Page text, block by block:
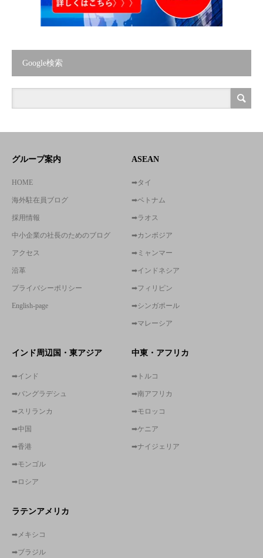
Google検索
グループ案内
HOME
海外駐在員ブログ
採用情報
中小企業の社長のためのブログ
アクセス
沿革
プライバシーポリシー
English-page
ASEAN
➡タイ
➡ベトナム
➡ラオス
➡カンボジア
➡ミャンマー
➡インドネシア
➡フィリピン
➡シンガポール
➡マレーシア
インド周辺国・東アジア
➡インド
➡バングラデシュ
➡スリランカ
➡中国
➡香港
➡モンゴル
➡ロシア
中東・アフリカ
➡トルコ
➡南アフリカ
➡モロッコ
➡ケニア
➡ナイジェリア
ラテンアメリカ
➡メキシコ
➡ブラジル